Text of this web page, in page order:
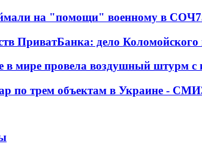
на "помощи" военному в СОЧ
ПриватБанка: дело Коломойского
в мире провела воздушный штурм с
по трем объектам в Украине - СМИ